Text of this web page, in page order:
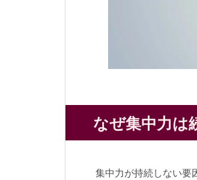
なぜ集中力は
集中力が持続しない要